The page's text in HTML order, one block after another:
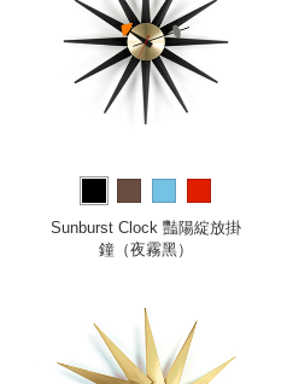
Sunburst Clock 豔陽綻放掛
鐘（夜霧黑）